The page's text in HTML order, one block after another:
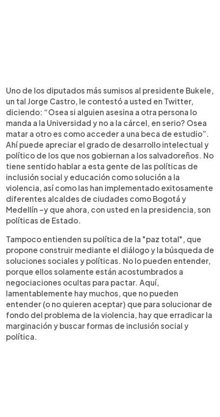
Uno de los diputados más sumisos al presidente Bukele,
un tal Jorge Castro, le contestó a usted en Twitter,
diciendo: “Osea si alguien asesina a otra persona lo
manda a la Universidad y no a la cárcel, en serio? Osea
matar a otro es como acceder a una beca de estudio”.
Ahí puede apreciar el grado de desarrollo intelectual y
político de los que nos gobiernan a los salvadoreños. No
tiene sentido hablar a esta gente de las políticas de
inclusión social y educación como solución a la
violencia, así como las han implementado exitosamente
diferentes alcaldes de ciudades como Bogotá y
Medellín –y que ahora, con usted en la presidencia, son
políticas de Estado.
Tampoco entienden su política de la "paz total", que
propone construir mediante el diálogo y la búsqueda de
soluciones sociales y políticas. No lo pueden entender,
porque ellos solamente están acostumbrados a
negociaciones ocultas para pactar. Aquí,
lamentablemente hay muchos, que no pueden
entender (o no quieren aceptar) que para solucionar de
fondo del problema de la violencia, hay que erradicar la
marginación y buscar formas de inclusión social y
política.